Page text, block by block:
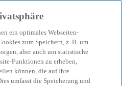
ein optimales Webseiten-
zum Speichern, z. B. um
aber auch um statistische
Funktionen zu erheben,
können, die auf Ihre
umfasst die Speicherung und